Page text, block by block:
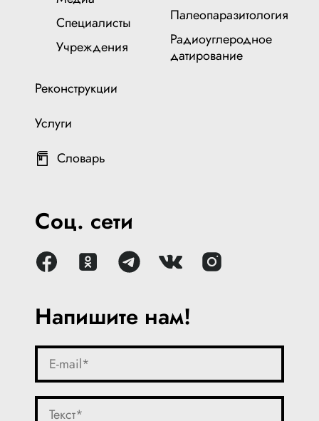
Напишите нам!
Специалисты
Учреждения
Реконструкции
Услуги
Словарь
Палеопаразитология
Радиоуглеродное
датирование
Соц. сети